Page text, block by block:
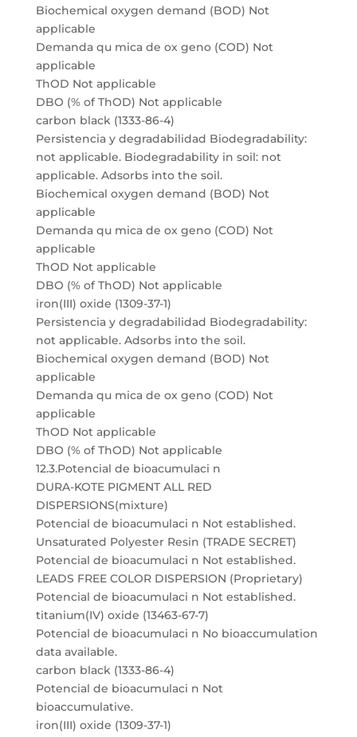
Biochemical oxygen demand (BOD) Not
applicable
Demanda qu mica de ox geno (COD) Not
applicable
ThOD Not applicable
DBO (% of ThOD) Not applicable
carbon black (1333-86-4)
Persistencia y degradabilidad Biodegradability:
not applicable. Biodegradability in soil: not
applicable. Adsorbs into the soil.
Biochemical oxygen demand (BOD) Not
applicable
Demanda qu mica de ox geno (COD) Not
applicable
ThOD Not applicable
DBO (% of ThOD) Not applicable
iron(III) oxide (1309-37-1)
Persistencia y degradabilidad Biodegradability:
not applicable. Adsorbs into the soil.
Biochemical oxygen demand (BOD) Not
applicable
Demanda qu mica de ox geno (COD) Not
applicable
ThOD Not applicable
DBO (% of ThOD) Not applicable
12.3.Potencial de bioacumulaci n
DURA-KOTE PIGMENT ALL RED
DISPERSIONS(mixture)
Potencial de bioacumulaci n Not established.
Unsaturated Polyester Resin (TRADE SECRET)
Potencial de bioacumulaci n Not established.
LEADS FREE COLOR DISPERSION (Proprietary)
Potencial de bioacumulaci n Not established.
titanium(IV) oxide (13463-67-7)
Potencial de bioacumulaci n No bioaccumulation
data available.
carbon black (1333-86-4)
Potencial de bioacumulaci n Not
bioaccumulative.
iron(III) oxide (1309-37-1)